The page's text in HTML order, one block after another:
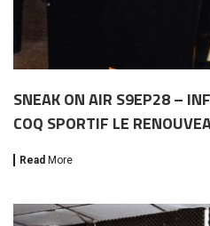
SNEAK ON AIR S9EP28 –
COQ SPORTIF LE
Read More